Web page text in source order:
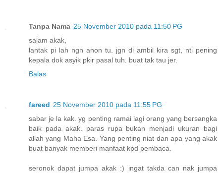
Tanpa Nama 25 November 2010 pada 11:50 PG
salam akak,
lantak pi lah ngn anon tu. jgn di ambil kira sgt, nti pening
kepala dok asyik pkir pasal tuh. buat tak tau jer.
Balas
fareed 25 November 2010 pada 11:55 PG
sabar je la kak. yg penting ramai lagi orang yang bersangka
baik pada akak. paras rupa bukan menjadi ukuran bagi
allah yang Maha Esa. Yang penting niat dan apa yang akak
buat banyak memberi manfaat kpd pembaca.
seronok dapat jumpa akak :) ingat takda can nak jumpa